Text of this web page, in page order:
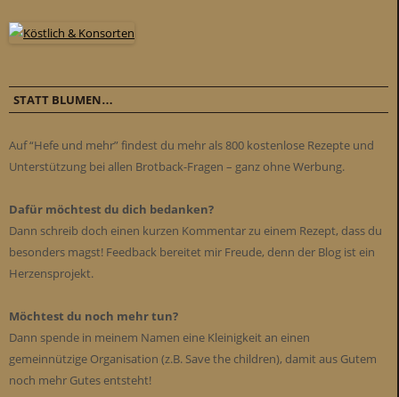
STATT BLUMEN…
Auf “Hefe und mehr” findest du mehr als 800 kostenlose Rezepte und
Unterstützung bei allen Brotback-Fragen – ganz ohne Werbung.
Dafür möchtest du dich bedanken?
Dann schreib doch einen kurzen Kommentar zu einem Rezept, dass du
besonders magst! Feedback bereitet mir Freude, denn der Blog ist ein
Herzensprojekt.
Möchtest du noch mehr tun?
Dann spende in meinem Namen eine Kleinigkeit an einen
gemeinnützige Organisation (z.B. Save the children), damit aus Gutem
noch mehr Gutes entsteht!